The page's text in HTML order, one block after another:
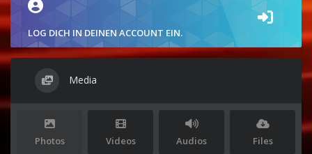
LOG DICH IN DEINEN ACCOUNT EIN.
Media
Photos Videos Audios Files